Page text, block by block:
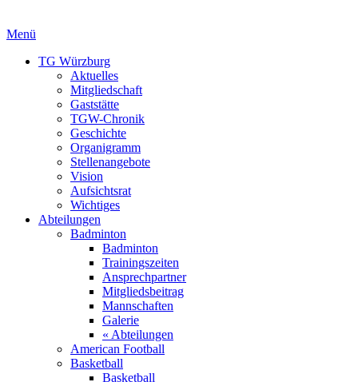
Menü
TG Würzburg
Aktuelles
Mitgliedschaft
Gaststätte
TGW-Chronik
Geschichte
Organigramm
Stellenangebote
Vision
Aufsichtsrat
Wichtiges
Abteilungen
Badminton
Badminton
Trainingszeiten
Ansprechpartner
Mitgliedsbeitrag
Mannschaften
Galerie
« Abteilungen
American Football
Basketball
Basketball